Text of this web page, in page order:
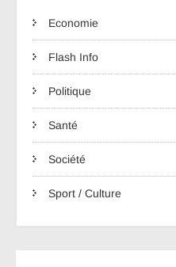
Economie
Flash Info
Politique
Santé
Société
Sport / Culture